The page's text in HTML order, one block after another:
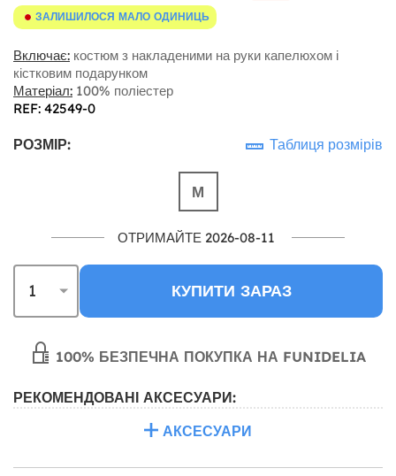
ЗАЛИШИЛОСЯ МАЛО ОДИНИЦЬ
Включає: костюм з накладеними на руки капелюхом і
кістковим подарунком
Матеріал: 100% поліестер
REF: 42549-0
РОЗМІР: Таблиця розмірів
М
ОТРИМАЙТЕ 2026-08-11
КУПИТИ ЗАРАЗ
100% БЕЗПЕЧНА ПОКУПКА НА FUNIDELIA
РЕКОМЕНДОВАНІ АКСЕСУАРИ:
АКСЕСУАРИ